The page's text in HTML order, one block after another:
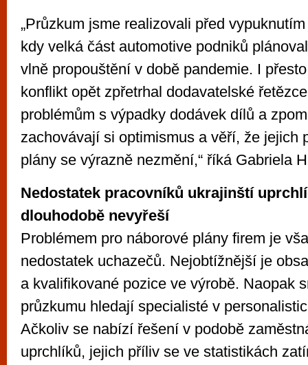
„Průzkum jsme realizovali před
kdy velká část automotive podniků
vlně propouštění v době pandemie. I
konflikt opět zpřetrhal dodavatelské
problémům s výpadky dodávek dílů a
zachovávají si optimismus a věří, že jejich
plány se výrazně nezmění,“ říká Gabriela
Nedostatek pracovníků ukrajinští
dlouhodobě nevyřeší
Problémem pro náborové plány firem je
nedostatek uchazečů. Nejobtížnější je
a kvalifikované pozice ve výrobě. Naopak
průzkumu hledají specialisté v
Ačkoliv se nabízí řešení v podobě
uprchlíků, jejich příliv se ve statistikách